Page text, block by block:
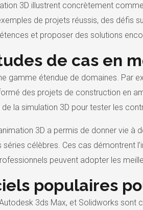
3D illustrent concrètement
de projets réussis, des défis
et proposer des solutions
de cas en
gamme étendue de domaines. Par
des projets de construction en
la simulation 3D pour tester les
3D a permis de donner vie
célèbres. Ces cas démontrent
peuvent adopter les
populaires
3ds Max, et Solidworks sont